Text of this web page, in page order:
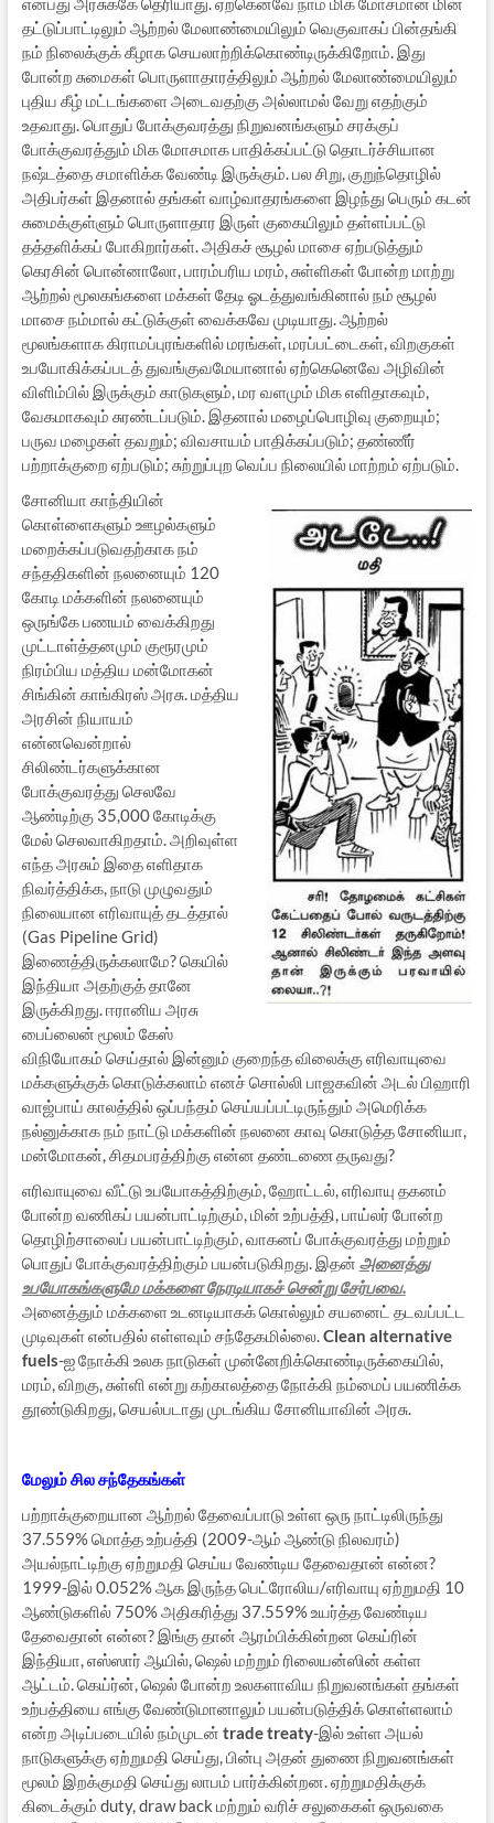
தட்டுப்பாட்டிலும் ஆற்றல் மேலாண்மையிலும் வெகுவாகப் பின்தங்கி
நம் நிலைக்குக் கீழாக செயலாற்றிக்கொண்டிருக்கிறோம். இது
போன்ற சுமைகள் பொருளாதாரத்திலும் ஆற்றல் மேலாண்மையிலும்
புதிய கீழ் மட்டங்களை அடைவதற்கு அல்லாமல் வேறு எதற்கும்
உதவாது. பொதுப் போக்குவரத்து நிறுவனங்களும் சரக்குப்
போக்குவரத்தும் மிக மோசமாக பாதிக்கப்பட்டு தொடர்ச்சியான
நஷ்டத்தை சமாளிக்க வேண்டி இருக்கும். பல சிறு, குறுந்தொழில்
அதிபர்கள் இதனால் தங்கள் வாழ்வாதரங்களை இழந்து பெரும் கடன்
சுமைக்குள்ளும் பொருளாதார இருள் குகையிலும் தள்ளப்பட்டு
தத்தளிக்கப் போகிறார்கள். அதிகச் சூழல் மாசை ஏற்படுத்தும்
கெரசின் பொன்னாலோ, பாரம்பரிய மரம், சுள்ளிகள் போன்ற மாற்று
ஆற்றல் மூலகங்களை மக்கள் தேடி ஓடத்துவங்கினால் நம் சூழல்
மாசை நம்மால் கட்டுக்குள் வைக்கவே முடியாது. ஆற்றல்
மூலங்களாக கிராமப்புரங்களில் மரங்கள், மரப்பட்டைகள், விறகுகள்
உபயோகிக்கப்படத் துவங்குவமேயானால் ஏற்கெனெவே அழிவின்
விளிம்பில் இருக்கும் காடுகளும், மர வளமும் மிக எளிதாகவும்,
வேகமாகவும் சுரண்டப்படும். இதனால் மழைப்பொழிவு குறையும்;
பருவ மழைகள் தவறும்; விவசாயம் பாதிக்கப்படும்; தண்ணீர்
பற்றாக்குறை ஏற்படும்; சுற்றுப்புற வெப்ப நிலையில் மாற்றம் ஏற்படும்.
சோனியா காந்தியின்
கொள்ளைகளும் ஊழல்களும்
மறைக்கப்படுவதற்காக நம்
சந்ததிகளின் நலனையும் 120
கோடி மக்களின் நலனையும்
ஒருங்கே பணயம் வைக்கிறது
முட்டாள்த்தனமும் குரூரமும்
நிரம்பிய மத்திய மன்மோகன்
சிங்கின் காங்கிரஸ் அரசு. மத்திய
அரசின் நியாயம்
என்னவென்றால்
சிலிண்டர்களுக்கான
போக்குவரத்து செலவே
ஆண்டிற்கு 35,000 கோடிக்கு
மேல் செலவாகிறதாம். அறிவுள்ள
எந்த அரசும் இதை எளிதாக
நிவர்த்திக்க, நாடு முழுவதும்
நிலையான எரிவாயுத் தடத்தால்
(Gas Pipeline Grid)
இணைத்திருக்கலாமே? கெயில்
இந்தியா அதற்குத் தானே
இருக்கிறது. ஈரானிய அரசு
பைப்லைன் மூலம் கேஸ்
விநியோகம் செய்தால் இன்னும் குறைந்த விலைக்கு எரிவாயுவை
மக்களுக்குக் கொடுக்கலாம் எனச் சொல்லி பாஜகவின் அடல் பிஹாரி
வாஜ்பாய் காலத்தில் ஒப்பந்தம் செய்யப்பட்டிருந்தும் அமெரிக்க
நல்னுக்காக நம் நாட்டு மக்களின் நலனை காவு கொடுத்த சோனியா,
மன்மோகன், சிதமபரத்திற்கு என்ன தண்டணை தருவது?
எரிவாயுவை வீட்டு உபயோகத்திற்கும், ஹோட்டல், எரிவாயு தகனம்
போன்ற வணிகப் பயன்பாட்டிற்கும், மின் உற்பத்தி, பாய்லர் போன்ற
தொழிற்சாலைப் பயன்பாட்டிற்கும், வாகனப் போக்குவரத்து மற்றும்
பொதுப் போக்குவரத்திற்கும் பயன்படுகிறது. இதன் அனைத்து
உபயோகங்களுமே மக்களை நேரடியாகச் சென்று சேர்பவை.
அனைத்தும் மக்களை உடனடியாகக் கொல்லும் சயனைட் தடவப்பட்ட
முடிவுகள் என்பதில் எள்ளவும் சந்தேகமில்லை.Clean alternative
fuels-ஐ நோக்கி உலக நாடுகள் முன்னேறிக்கொண்டிருக்கையில்,
மரம், விறகு, சுள்ளி என்று கற்காலத்தை நோக்கி நம்மைப் பயணிக்க
தூண்டுகிறது, செயல்படாது முடங்கிய சோனியாவின் அரசு.
மேலும் சில சந்தேகங்கள்
பற்றாக்குறையான ஆற்றல் தேவைப்பாடு உள்ள ஒரு நாட்டிலிருந்து
37.559% மொத்த உற்பத்தி (2009-ஆம் ஆண்டு நிலவரம்)
அயல்நாட்டிற்கு ஏற்றுமதி செய்ய வேண்டிய தேவைதான் என்ன?
1999-இல் 0.052% ஆக இருந்த பெட்ரோலிய/எரிவாயு ஏற்றுமதி 10
ஆண்டுகளில் 750% அதிகரித்து 37.559% உயர்த்த வேண்டிய
தேவைதான் என்ன? இங்கு தான் ஆரம்பிக்கின்றன கெய்ரின்
இந்தியா, எஸ்ஸார் ஆயில், ஷெல் மற்றும் ரிலையன்ஸின் கள்ள
ஆட்டம். கெய்ர்ன், ஷெல் போன்ற உலகளாவிய நிறுவனங்கள் தங்கள்
உற்பத்தியை எங்கு வேண்டுமானாலும் பயன்படுத்திக் கொள்ளலாம்
என்ற அடிப்படையில் நம்முடன் trade treaty-இல் உள்ள அயல்
நாடுகளுக்கு ஏற்றுமதி செய்து, பின்பு அதன் துணை நிறுவனங்கள்
மூலம் இறக்குமதி செய்து லாபம் பார்க்கின்றன. ஏற்றுமதிக்குக்
கிடைக்கும் duty, draw back மற்றும் வரிச் சலுகைகள் ஒருவகை